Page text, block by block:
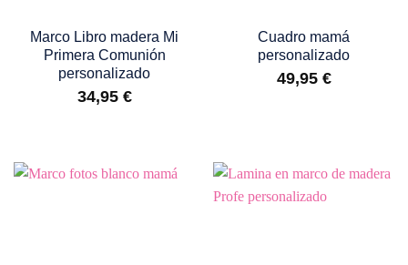
Marco Libro madera Mi
Primera Comunión
personalizado
34,95 €
Cuadro mamá
personalizado
49,95 €